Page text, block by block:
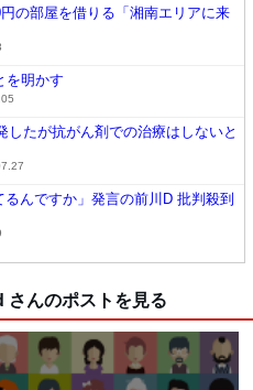
の部屋を借りる「湘南エリアに来
を明かす
したが抗がん剤での治療はしないと
んですか」発言の前川D 批判殺到
んのポストを見る